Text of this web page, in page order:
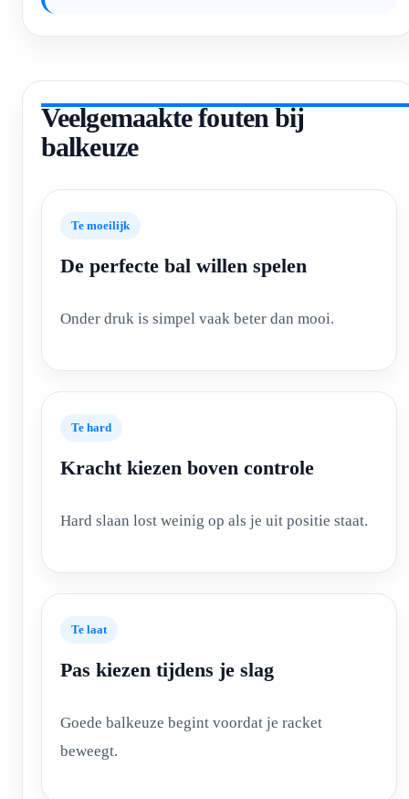
Veelgemaakte fouten bij
balkeuze
Te moeilijk
De perfecte bal willen spelen
Onder druk is simpel vaak beter dan mooi.
Te hard
Kracht kiezen boven controle
Hard slaan lost weinig op als je uit positie staat.
Te laat
Pas kiezen tijdens je slag
Goede balkeuze begint voordat je racket
beweegt.